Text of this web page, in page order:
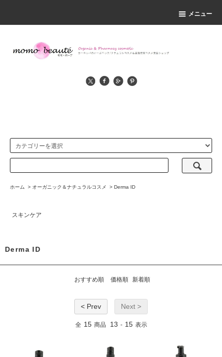
メニュー
ホーム > オーガニック＆ナチュラルコスメ > Derma ID
スキンケア
Derma ID
おすすめ順 価格順 新着順
< Prev Next >
全 15 商品 13 - 15 表示